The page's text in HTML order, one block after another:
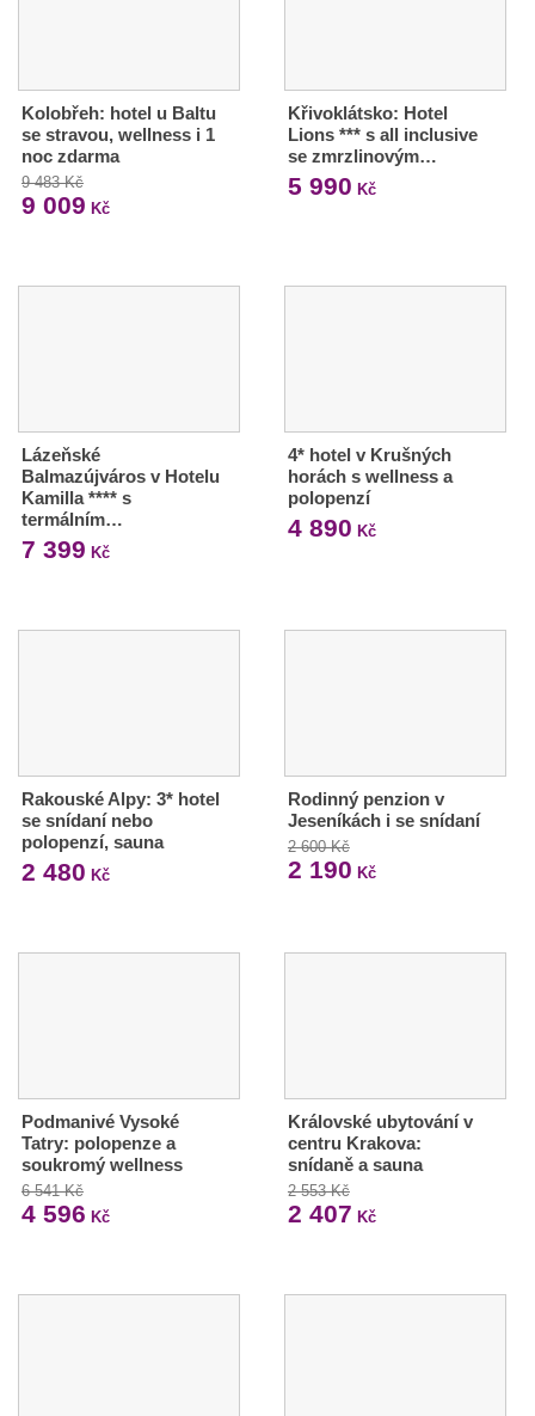
Kolobřeh: hotel u Baltu
se stravou, wellness i 1
noc zdarma
9 483 Kč
9 009 Kč
Křivoklátsko: Hotel
Lions *** s all inclusive
se zmrzlinovým…
5 990 Kč
Lázeňské
Balmazújváros v Hotelu
Kamilla **** s
termálním…
7 399 Kč
4* hotel v Krušných
horách s wellness a
polopenzí
4 890 Kč
Rakouské Alpy: 3* hotel
se snídaní nebo
polopenzí, sauna
2 480 Kč
Rodinný penzion v
Jeseníkách i se snídaní
2 600 Kč
2 190 Kč
Podmanivé Vysoké
Tatry: polopenze a
soukromý wellness
6 541 Kč
4 596 Kč
Královské ubytování v
centru Krakova:
snídaně a sauna
2 553 Kč
2 407 Kč